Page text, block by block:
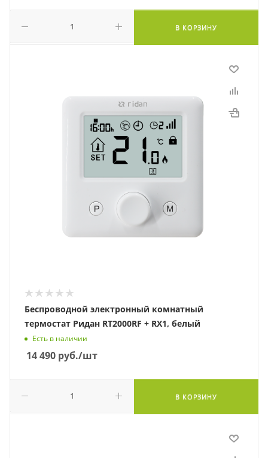
В КОРЗИНУ
Беспроводной электронный комнатный
термостат Ридан RT2000RF + RX1, белый
Есть в наличии
14 490 руб./шт
В КОРЗИНУ